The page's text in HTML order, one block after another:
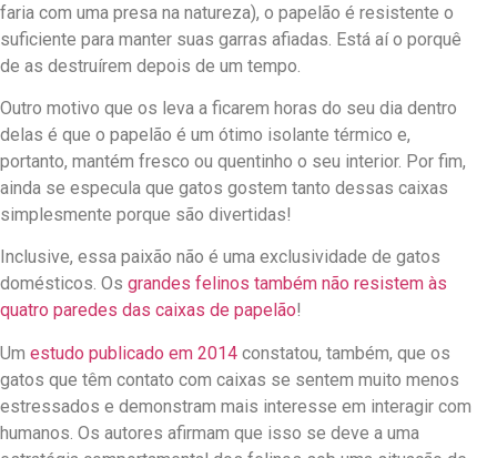
faria com uma presa na natureza), o papelão é resistente o
suficiente para manter suas garras afiadas. Está aí o porquê
de as destruírem depois de um tempo.
Outro motivo que os leva a ficarem horas do seu dia dentro
delas é que o papelão é um ótimo isolante térmico e,
portanto, mantém fresco ou quentinho o seu interior. Por fim,
ainda se especula que gatos gostem tanto dessas caixas
simplesmente porque são divertidas!
Inclusive, essa paixão não é uma exclusividade de gatos
domésticos. Os grandes felinos também não resistem às
quatro paredes das caixas de papelão!
Um estudo publicado em 2014 constatou, também, que os
gatos que têm contato com caixas se sentem muito menos
estressados e demonstram mais interesse em interagir com
humanos. Os autores afirmam que isso se deve a uma